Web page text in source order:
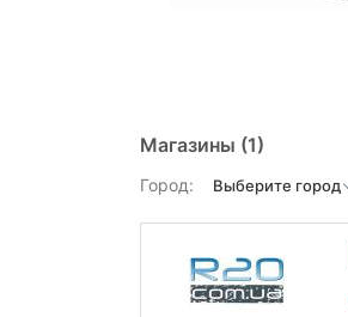
Магазины (1)
Город: